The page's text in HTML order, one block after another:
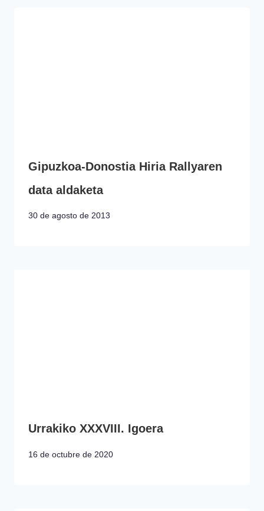
Gipuzkoa-Donostia Hiria Rallyaren
data aldaketa
30 de agosto de 2013
Urrakiko XXXVIII. Igoera
16 de octubre de 2020